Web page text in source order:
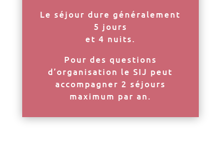
Le séjour dure généralement
5 jours
et 4 nuits.
Pour des questions
d’organisation le SIJ peut
accompagner 2 séjours
maximum par an.